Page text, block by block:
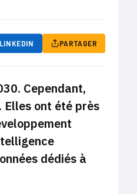
LINKEDIN PARTAGER
Cependant,
Elles ont été près
dédiés à